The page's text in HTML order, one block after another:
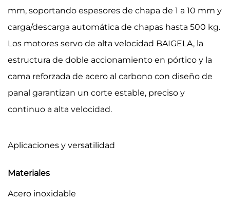
mm, soportando espesores de chapa de 1 a 10 mm y
carga/descarga automática de chapas hasta 500 kg.
Los motores servo de alta velocidad BAIGELA, la
estructura de doble accionamiento en pórtico y la
cama reforzada de acero al carbono con diseño de
panal garantizan un corte estable, preciso y
continuo a alta velocidad.
Aplicaciones y versatilidad
Materiales
Acero inoxidable